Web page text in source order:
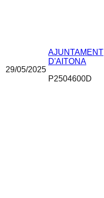
29/05/2025
AJUNTAMENT
D'AITONA
P2504600D